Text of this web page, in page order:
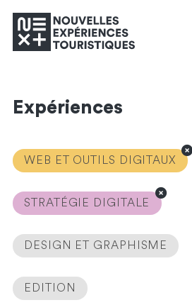
Expériences
WEB ET OUTILS DIGITAUX
STRATÉGIE DIGITALE
DESIGN ET GRAPHISME
EDITION